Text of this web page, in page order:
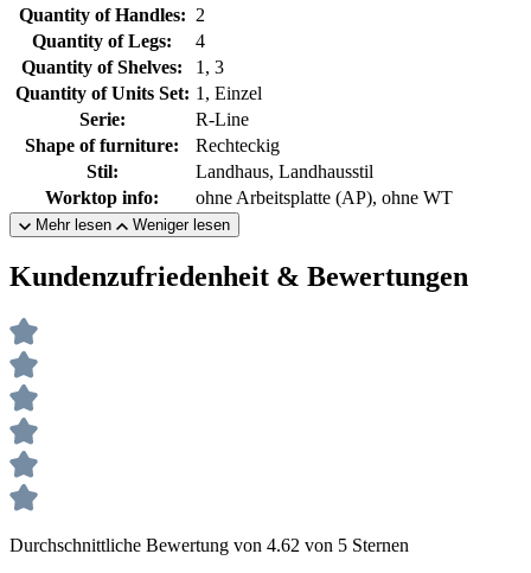
Quantity of Handles: 2
Quantity of Legs:
4
Quantity of Shelves:
1, 3
Quantity of Units Set: 1, Einzel
Serie:
R-Line
Shape of furniture:
Rechteckig
Stil:
Landhaus, Landhausstil
Worktop info:
ohne Arbeitsplatte (AP), ohne WT
Mehr lesen Weniger lesen
Kundenzufriedenheit & Bewertungen
Durchschnittliche Bewertung von 4.62 von 5 Sternen